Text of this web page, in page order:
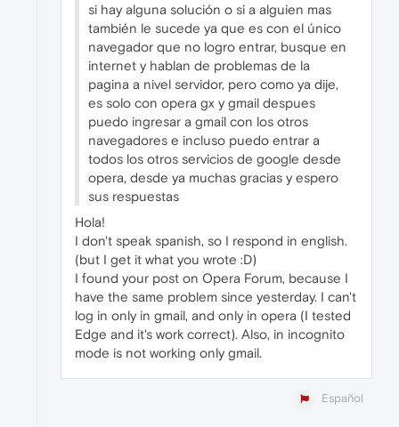
si hay alguna solución o si a alguien mas
también le sucede ya que es con el único
navegador que no logro entrar, busque en
internet y hablan de problemas de la
pagina a nivel servidor, pero como ya dije,
es solo con opera gx y gmail despues
puedo ingresar a gmail con los otros
navegadores e incluso puedo entrar a
todos los otros servicios de google desde
opera, desde ya muchas gracias y espero
sus respuestas
Hola!
I don't speak spanish, so I respond in english.
(but I get it what you wrote :D)
I found your post on Opera Forum, because I
have the same problem since yesterday. I can't
log in only in gmail, and only in opera (I tested
Edge and it's work correct). Also, in incognito
mode is not working only gmail.
Español